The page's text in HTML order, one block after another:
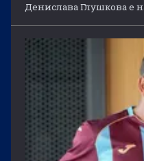
Денислава Глушкова е